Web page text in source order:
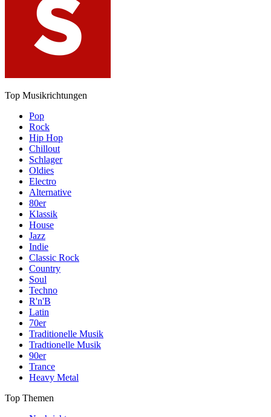
Top Musikrichtungen
Pop
Rock
Hip Hop
Chillout
Schlager
Oldies
Electro
Alternative
80er
Klassik
House
Jazz
Indie
Classic Rock
Country
Soul
Techno
R'n'B
Latin
70er
Traditionelle Musik
Tradtionelle Musik
90er
Trance
Heavy Metal
Top Themen